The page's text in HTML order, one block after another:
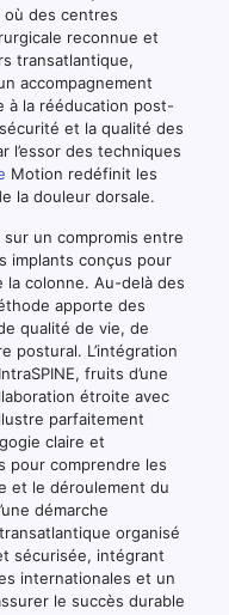
des centres
reconnue et
transatlantique,
accompagnement
à la rééducation post-
et la qualité des
l’essor des techniques
Motion redéfinit les
la douleur dorsale.
un compromis entre
implants conçus pour
la colonne. Au-delà des
apporte des
qualité de vie, de
postural. L’intégration
fruits d’une
étroite avec
parfaitement
claire et
pour comprendre les
et le déroulement du
démarche
organisé
sécurisée, intégrant
internationales et un
le succès durable